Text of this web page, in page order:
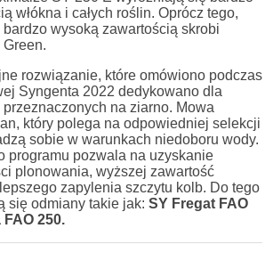
włókna i całych roślin. Oprócz tego,
wysoką zawartością skrobi
rozwiązanie, które omówiono podczas
Syngenta 2022 dedykowano dla
na ziarno. Mowa
który polega na odpowiedniej selekcji
sobie w warunkach niedoboru wody.
programu pozwala na uzyskanie
plonowania, wyższej zawartość
zapylenia szczytu kolb. Do tego
się odmiany takie jak: SY Fregat FAO
250.